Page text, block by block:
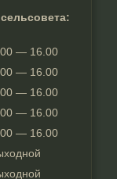
— 16.00
— 16.00
— 16.00
— 16.00
— 16.00